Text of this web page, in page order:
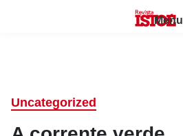
Menu
Uncategorized